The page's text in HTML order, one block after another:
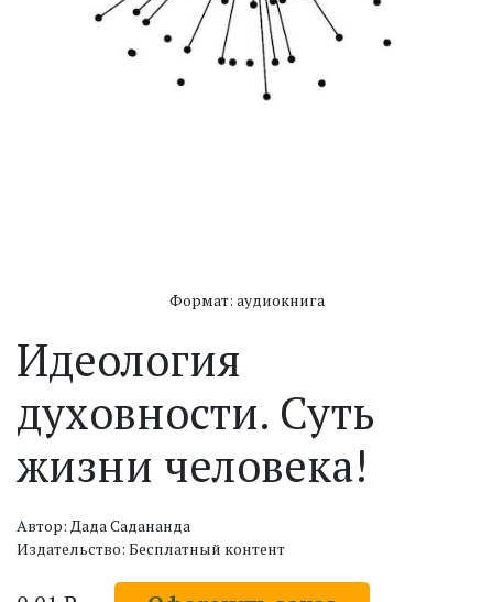
Формат: аудиокнига
Идеология
духовности. Суть
жизни человека!
Автор: Дада Садананда
Издательство: Бесплатный контент